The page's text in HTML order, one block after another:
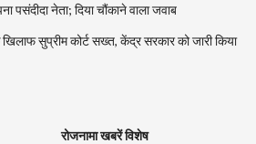
पसंदीदा नेता; दिया चौंकाने वाला जवाब
सुप्रीम कोर्ट सख्त, केंद्र सरकार को जारी किया
रोजनामा खबरें विशेष